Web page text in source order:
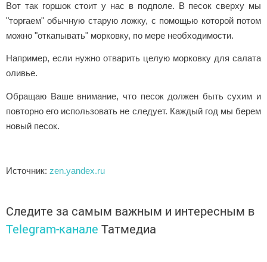
Вот так горшок стоит у нас в подполе. В песок сверху мы
"торгаем" обычную старую ложку, с помощью которой потом
можно "откапывать" морковку, по мере необходимости.
Например, если нужно отварить целую морковку для салата
оливье.
Обращаю Ваше внимание, что песок должен быть сухим и
повторно его использовать не следует. Каждый год мы берем
новый песок.
Источник: zen.yandex.ru
Следите за самым важным и интересным в
Telegram-канале Татмедиа